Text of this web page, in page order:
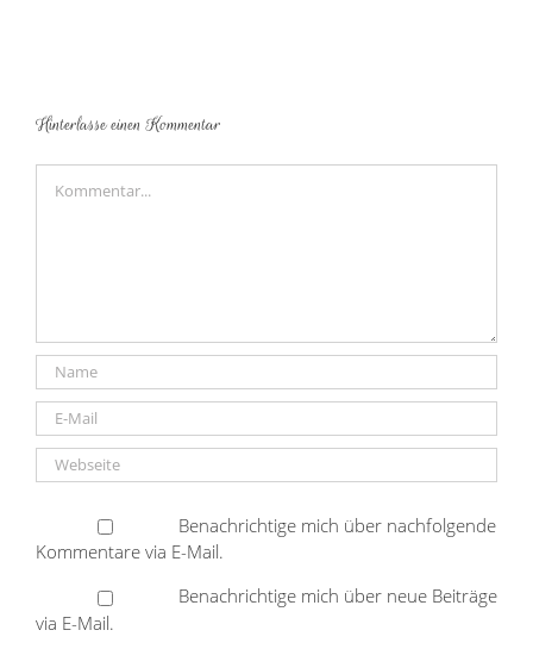
Hinterlasse einen Kommentar
Benachrichtige mich über nachfolgende
Kommentare via E-Mail.
Benachrichtige mich über neue Beiträge
via E-Mail.